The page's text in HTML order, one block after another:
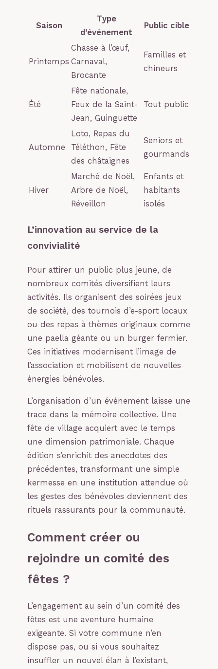
Saison
Type
d’événement
Public cible
Printemps
Chasse à l’œuf,
Carnaval,
Brocante
Familles et
chineurs
Été
Fête nationale,
Feux de la Saint-
Jean, Guinguette
Tout public
Automne
Loto, Repas du
Téléthon, Fête
des châtaignes
Seniors et
gourmands
Hiver
Marché de Noël,
Arbre de Noël,
Réveillon
Enfants et
habitants
isolés
L’innovation au service de la
convivialité
Pour attirer un public plus jeune, de
nombreux comités diversifient leurs
activités. Ils organisent des soirées jeux
de société, des tournois d’e-sport locaux
ou des repas à thèmes originaux comme
une paella géante ou un burger fermier.
Ces initiatives modernisent l’image de
l’association et mobilisent de nouvelles
énergies bénévoles.
L’organisation d’un événement laisse une
trace dans la mémoire collective. Une
fête de village acquiert avec le temps
une dimension patrimoniale. Chaque
édition s’enrichit des anecdotes des
précédentes, transformant une simple
kermesse en une institution attendue où
les gestes des bénévoles deviennent des
rituels rassurants pour la communauté.
Comment créer ou
rejoindre un comité des
fêtes ?
L’engagement au sein d’un comité des
fêtes est une aventure humaine
exigeante. Si votre commune n’en
dispose pas, ou si vous souhaitez
insuffler un nouvel élan à l’existant,